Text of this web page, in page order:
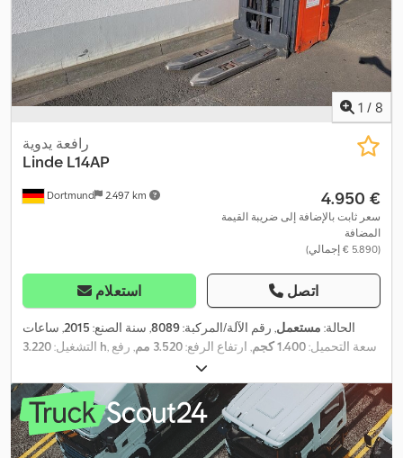
1 / 8
Dortmund 2.497 km
رافعة يدوية
Linde L14AP
‏4.950 €
سعر ثابت بالإضافة إلى ضريبة القيمة
المضافة
(‏5.890 € إجمالي)
استعلام اتصل
الحالة: مستعمل, رقم الآلة/المركبة:8089, سنة الصنع: 2015, ساعات
التشغيل: 3.220 h , سعة التحميل:1.400 كجم , ارتفاع الرفع:3.520 مم
, رفع
, نوع السارية:
البناء:1.660 مم ,